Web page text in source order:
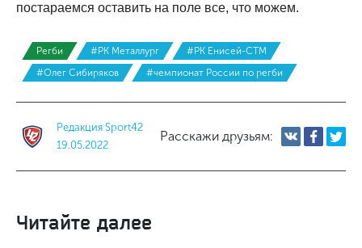
постараемся оставить на поле все, что можем.
Регби #РК Металлург
#РК Енисей-СТМ
#Олег Сибиряков
#чемпионат России по регби
Редакция Sport42
19.05.2022
Расскажи друзьям:
Читайте далее